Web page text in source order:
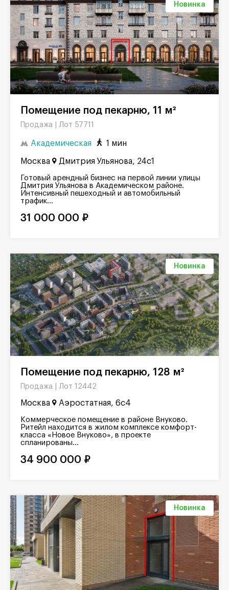
Новинка
Помещение под пекарню, 11 м²
Продажа | Лот 57711
Академическая 1 мин
Москва Дмитрия Ульянова, 24с1
Готовый арендный бизнес на первой линии улицы
Дмитрия Ульянова в Академическом районе.
Интенсивный пешеходный и автомобильный
трафик...
31 000 000 ₽
Новинка
Помещение под пекарню, 128 м²
Продажа | Лот 12442
Москва Аэростатная, 6с4
Коммерческое помещение в районе Внуково.
Ритейл находится в жилом комплексе комфорт-
класса «Новое Внуково», в проекте
спланированы...
34 900 000 ₽
Новинка